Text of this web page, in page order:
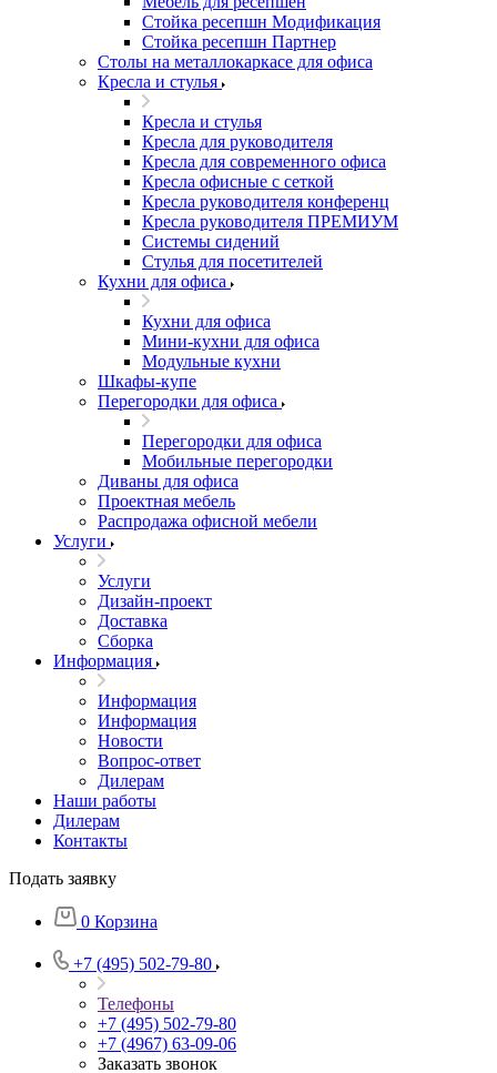
Стойка ресепшн Модификация
Стойка ресепшн Партнер
Столы на металлокаркасе для офиса
Кресла и стулья
Кресла и стулья
Кресла для руководителя
Кресла для современного офиса
Кресла офисные с сеткой
Кресла руководителя конференц
Кресла руководителя ПРЕМИУМ
Системы сидений
Стулья для посетителей
Кухни для офиса
Кухни для офиса
Мини-кухни для офиса
Модульные кухни
Шкафы-купе
Перегородки для офиса
Перегородки для офиса
Мобильные перегородки
Диваны для офиса
Проектная мебель
Распродажа офисной мебели
Услуги
Услуги
Дизайн-проект
Доставка
Сборка
Информация
Информация
Информация
Новости
Вопрос-ответ
Дилерам
Наши работы
Дилерам
Контакты
Подать заявку
0 Корзина
+7 (495) 502-79-80
Телефоны
+7 (495) 502-79-80
+7 (4967) 63-09-06
Заказать звонок